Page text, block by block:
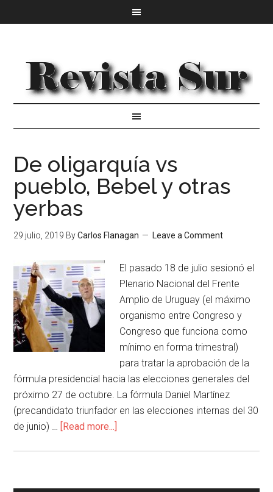
De oligarquía vs
pueblo, Bebel y otras
yerbas
29 julio, 2019 ByCarlos Flanagan Leave a Comment
El pasado 18 de julio sesionó el
Plenario Nacional del Frente
Amplio de Uruguay (el máximo
organismo entre Congreso y
Congreso que funciona como
mínimo en forma trimestral)
para tratar la aprobación de la
fórmula presidencial hacia las elecciones generales del
próximo 27 de octubre. La fórmula Daniel Martínez
(precandidato triunfador en las elecciones internas del 30
de junio) … [Read more...]